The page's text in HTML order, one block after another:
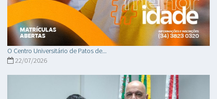
O Centro Universitário de Patos de...
22/07/2026